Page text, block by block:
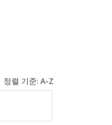
정렬 기준: A-Z